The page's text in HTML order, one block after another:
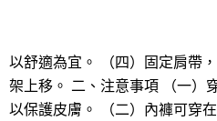
以舒適為宜。 （四）固定肩帶
架上移。 二、注意事項 （一）
以保護皮膚。 （二）內褲可穿